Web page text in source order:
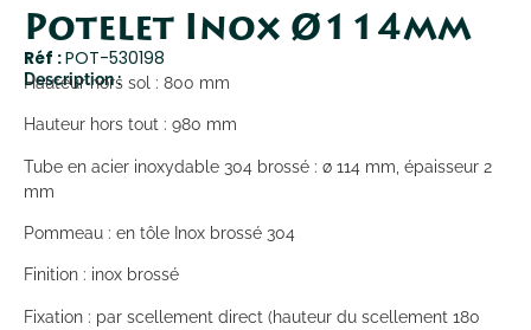
Potelet Inox Ø114mm
Réf :POT-530198
Description :
Hauteur hors sol : 800 mm
Hauteur hors tout : 980 mm
Tube en acier inoxydable 304 brossé : ø 114 mm, épaisseur 2
mm
Pommeau : en tôle Inox brossé 304
Finition : inox brossé
Fixation : par scellement direct (hauteur du scellement 180